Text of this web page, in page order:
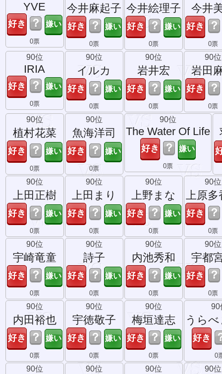
YVE
？
0票
今井麻起子
？
0票
今井絵理子
？
0票
今井
？
0票
90位
IRIA
？
0票
90位
イルカ
？
0票
90位
岩井宏
？
0票
90位
岩田
？
0票
90位
植村花菜
？
0票
90位
魚海洋司
？
0票
90位
The Water Of Life
？
0票
90位
上田正樹
？
0票
90位
上田まり
？
0票
90位
上野まな
？
0票
90位
上原多
？
0票
90位
宇崎竜童
？
0票
90位
詩子
？
0票
90位
内池秀和
？
0票
90位
宇都
？
0票
90位
内田裕也
？
0票
90位
宇徳敬子
？
0票
90位
梅垣達志
？
0票
90
うら
0
90位 90位 90位 90位